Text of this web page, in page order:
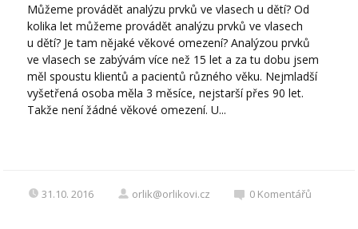
Můžeme provádět analýzu prvků ve vlasech u dětí? Od
kolika let můžeme provádět analýzu prvků ve vlasech
u dětí? Je tam nějaké věkové omezení? Analýzou prvků
ve vlasech se zabývám více než 15 let a za tu dobu jsem
měl spoustu klientů a pacientů různého věku. Nejmladší
vyšetřená osoba měla 3 měsíce, nejstarší přes 90 let.
Takže není žádné věkové omezení. U...
31.10. 2016 orlik@orlikovi.cz 0 Komentářů